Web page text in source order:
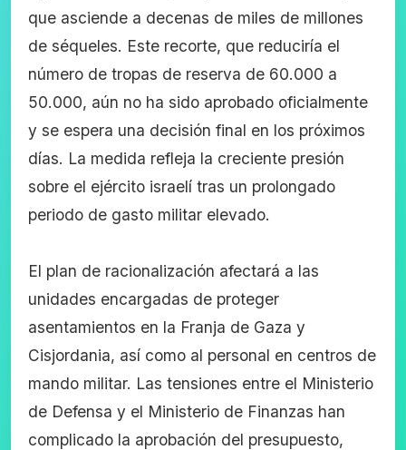
que asciende a decenas de miles de millones
de séqueles. Este recorte, que reduciría el
número de tropas de reserva de 60.000 a
50.000, aún no ha sido aprobado oficialmente
y se espera una decisión final en los próximos
días. La medida refleja la creciente presión
sobre el ejército israelí tras un prolongado
periodo de gasto militar elevado.
El plan de racionalización afectará a las
unidades encargadas de proteger
asentamientos en la Franja de Gaza y
Cisjordania, así como al personal en centros de
mando militar. Las tensiones entre el Ministerio
de Defensa y el Ministerio de Finanzas han
complicado la aprobación del presupuesto,